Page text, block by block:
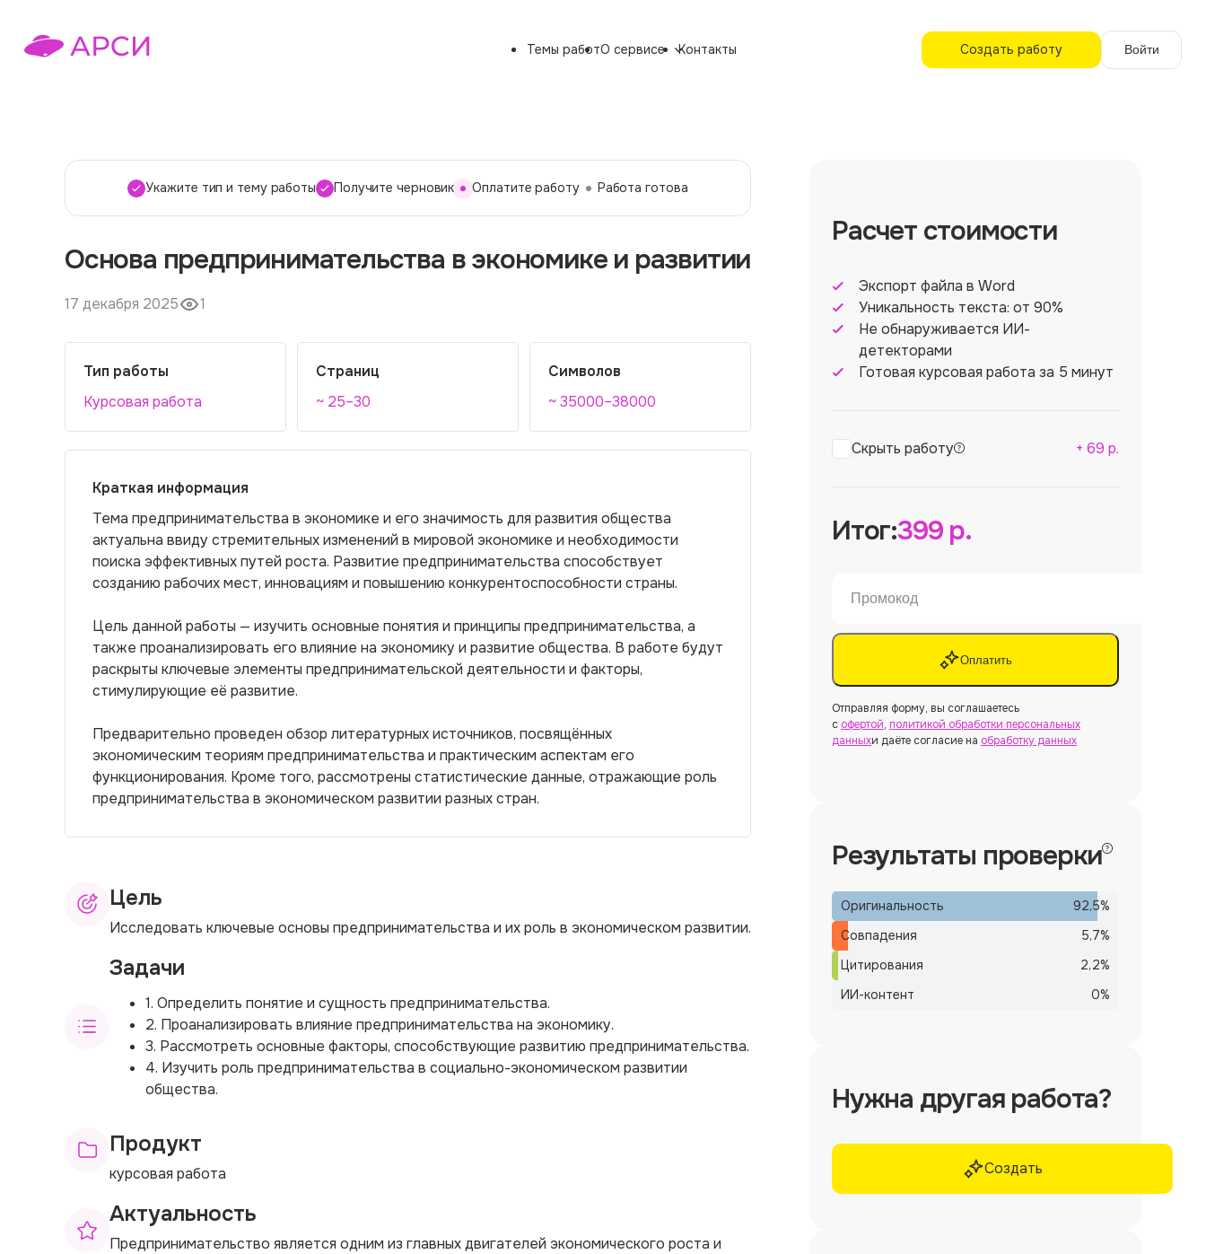
Темы работО сервисе Контакты Создать работу Войти
Укажите тип и тему работы Получите черновик Оплатите работу Работа готова
Основа предпринимательства в экономике и развитии
17 декабря 2025 1
Тип работы
Курсовая работа
Страниц
~ 25–30
Символов
~ 35000–38000
Краткая информация
Тема предпринимательства в экономике и его значимость для развития общества
актуальна ввиду стремительных изменений в мировой экономике и необходимости
поиска эффективных путей роста. Развитие предпринимательства способствует
созданию рабочих мест, инновациям и повышению конкурентоспособности страны.
Цель данной работы — изучить основные понятия и принципы предпринимательства, а
также проанализировать его влияние на экономику и развитие общества. В работе будут
раскрыты ключевые элементы предпринимательской деятельности и факторы,
стимулирующие её развитие.
Предварительно проведен обзор литературных источников, посвящённых
экономическим теориям предпринимательства и практическим аспектам его
функционирования. Кроме того, рассмотрены статистические данные, отражающие роль
предпринимательства в экономическом развитии разных стран.
Цель
Исследовать ключевые основы предпринимательства и их роль в экономическом развитии.
Задачи
1. Определить понятие и сущность предпринимательства.
2. Проанализировать влияние предпринимательства на экономику.
3. Рассмотреть основные факторы, способствующие развитию предпринимательства.
4. Изучить роль предпринимательства в социально-экономическом развитии
общества.
Продукт
курсовая работа
Актуальность
Предпринимательство является одним из главных двигателей экономического роста и
Расчет стоимости
Экспорт файла в Word
Уникальность текста: от 90%
Не обнаруживается ИИ-
детекторами
Готовая курсовая работа за 5 минут
Скрыть работу + 69 р.
Итог:399р.
Оплатить
Отправляя форму, вы соглашаетесь
с офертой, политикой обработки персональных
данныхи даёте согласие на обработку данных
Результаты проверки
Оригинальность 92,5%
Совпадения
5,7%
Цитирования
2,2%
ИИ-контент
0%
Нужна другая работа?
Создать